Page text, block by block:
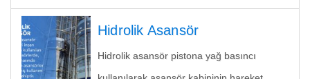
Hidrolik Asansör
Hidrolik asansör pistona yağ basıncı